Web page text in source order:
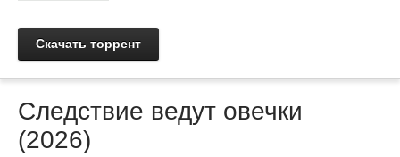
Скачать торрент
Следствие ведут овечки
(2026)